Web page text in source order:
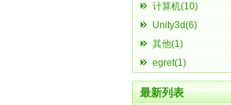
计算机(10)
Unity3d(6)
其他(1)
egret(1)
最新列表